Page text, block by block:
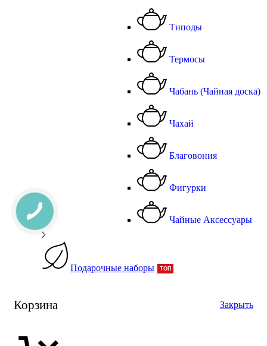
Типоды
Термосы
Чабань (Чайная доска)
Чахай
Благовония
Фигурки
Чайные Аксессуары
Подарочные наборы ТОП
Корзина Закрыть